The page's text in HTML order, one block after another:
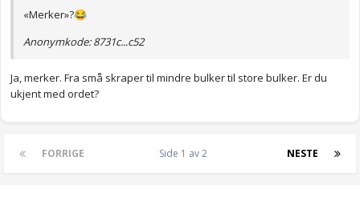
«Merker»?😂
Anonymkode: 8731c...c52
Ja, merker. Fra små skraper til mindre bulker til store bulker. Er du
ukjent med ordet?
FORRIGE NESTE
Side 1 av 2